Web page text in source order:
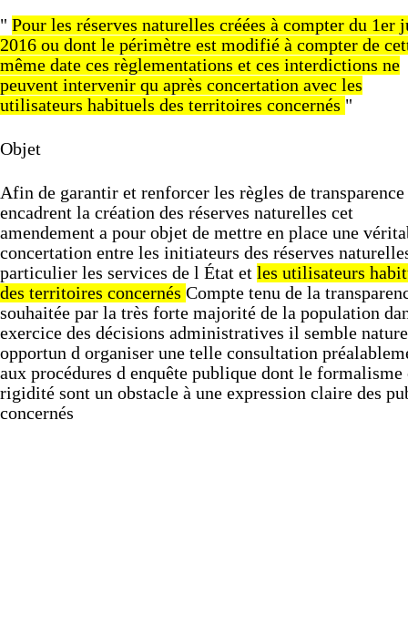
" Pour les réserves naturelles créées à compter du 1er
2016 ou dont le périmètre est modifié à compter de
même date ces règlementations et ces interdictions ne
peuvent intervenir qu après concertation avec les
utilisateurs habituels des territoires concernés "
Objet
Afin de garantir et renforcer les règles de transparence
encadrent la création des réserves naturelles cet
amendement a pour objet de mettre en place une
concertation entre les initiateurs des réserves
particulier les services de l État et les utilisateurs
des territoires concernés Compte tenu de la
souhaitée par la très forte majorité de la population
exercice des décisions administratives il semble
opportun d organiser une telle consultation
aux procédures d enquête publique dont le formalisme
rigidité sont un obstacle à une expression claire des
concernés